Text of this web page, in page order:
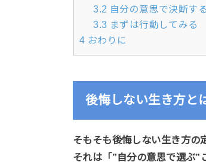
3.2 自分の意思で決断する
3.3 まずは行動してみる
4 おわりに
後悔しない生き方と
そもそも後悔しない生き方の
それは「”自分の意思で選ぶ”